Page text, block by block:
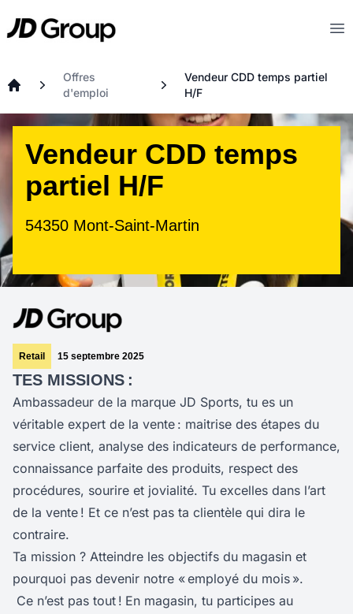
JD
Offres
d'emploi
Vendeur CDD temps partiel
H/F
Vendeur CDD temps
partiel H/F
54350 Mont-Saint-Martin
Retail 15 septembre 2025
TES MISSIONS :
Ambassadeur de la marque JD Sports, tu es un
véritable expert de la vente : maitrise des étapes du
service client, analyse des indicateurs de performance,
connaissance parfaite des produits, respect des
procédures, sourire et jovialité. Tu excelles dans l’art
de la vente ! Et ce n’est pas ta clientèle qui dira le
contraire.
Ta mission ? Atteindre les objectifs du magasin et
pourquoi pas devenir notre « employé du mois ».
Ce n’est pas tout ! En magasin, tu participes au